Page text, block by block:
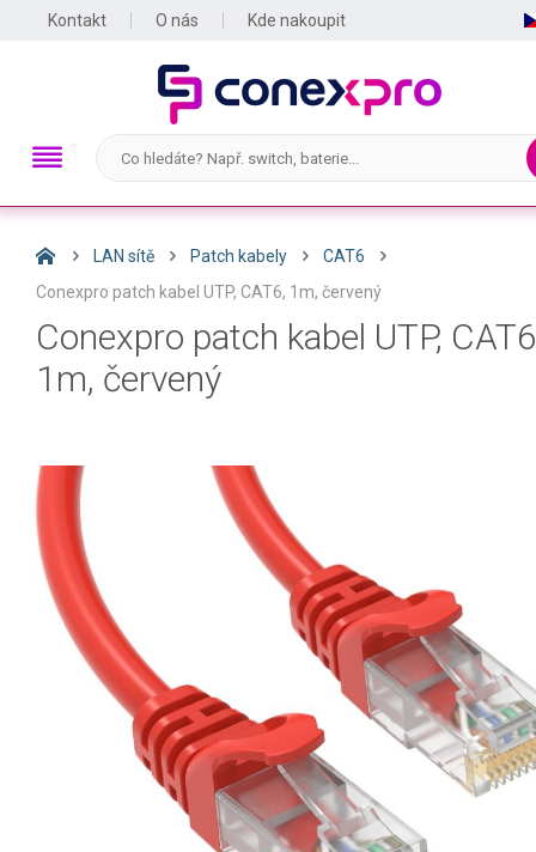
Kontakt O nás Kde nakoupit
LAN sítě Patch kabely
CAT6
Conexpro patch kabel UTP, CAT6, 1m, červený
Conexpro patch kabel UTP,
1m, červený